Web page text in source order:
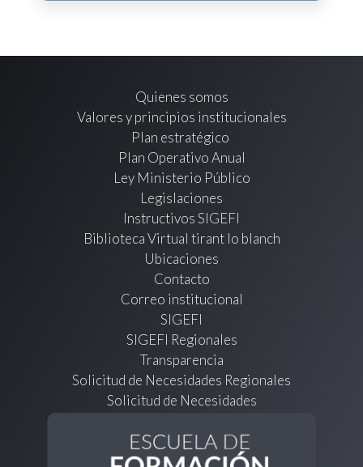
Quienes somos
Valores y principios institucionales
Plan estratégico
Plan Operativo Anual
Ley Ministerio Público
Legislaciones
Instructivos SIGEFI
Biblioteca Virtual tirant lo blanch
Ubicaciones
Contacto
Correo institucional
SIGEFI
SIGEFI Regionales
Transparencia
Solicitud de Necesidades Regionales
Solicitud de Necesidades